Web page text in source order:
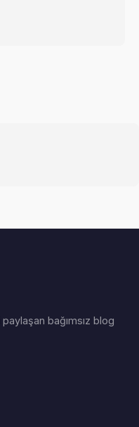
bağımsız blog